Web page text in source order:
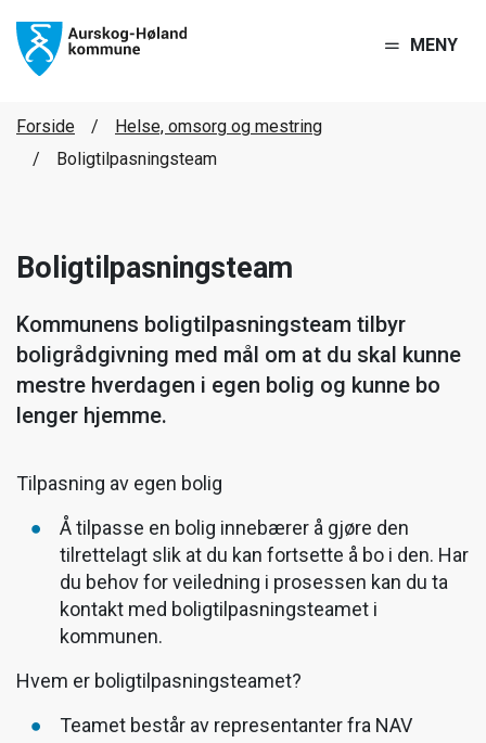
MENY
Forside
Helse, omsorg og mestring
Boligtilpasningsteam
Boligtilpasningsteam
Kommunens boligtilpasningsteam tilbyr
boligrådgivning med mål om at du skal kunne
mestre hverdagen i egen bolig og kunne bo
lenger hjemme.
Tilpasning av egen bolig
Å tilpasse en bolig innebærer å gjøre den
tilrettelagt slik at du kan fortsette å bo i den. Har
du behov for veiledning i prosessen kan du ta
kontakt med boligtilpasningsteamet i
kommunen.
Hvem er boligtilpasningsteamet?
Teamet består av representanter fra NAV